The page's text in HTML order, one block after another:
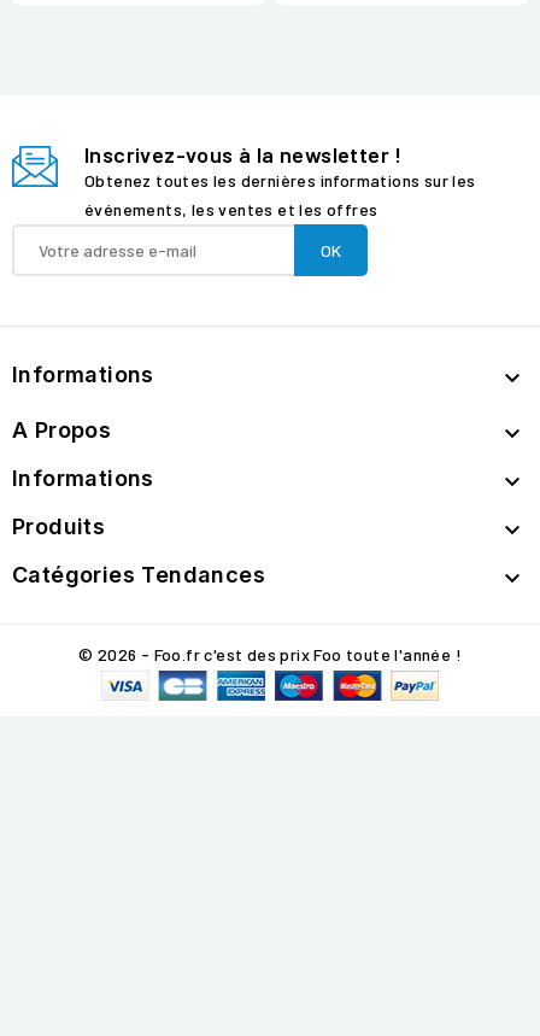
Inscrivez-vous à la newsletter !
Obtenez toutes les dernières informations sur les
événements, les ventes et les offres
Informations 
A Propos 
Informations 
Produits 
Catégories Tendances 
© 2026 - Foo.fr c'est des prix Foo toute l'année !